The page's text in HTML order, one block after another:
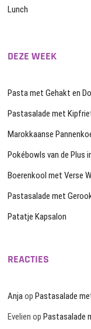
Lunch
DEZE WEEK
Pasta met Gehakt en
Pastasalade met
Marokkaanse
Pokébowls van de Plus
Boerenkool met Verse
Pastasalade met
Patatje Kapsalon
REACTIES
AnjaopPastasalade
Evelien opPastasalade